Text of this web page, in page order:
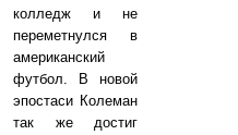
колледж и не
переметнулся в
американский
футбол. В новой
эпостаси Колеман
так же достиг